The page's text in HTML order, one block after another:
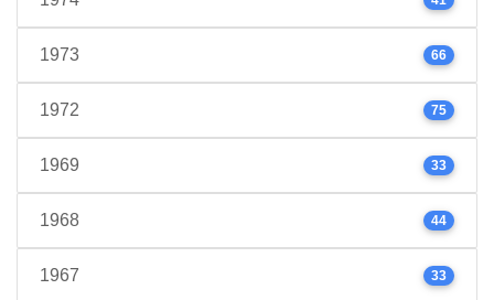
1973 66
1972 75
1969 33
1968 44
1967 33